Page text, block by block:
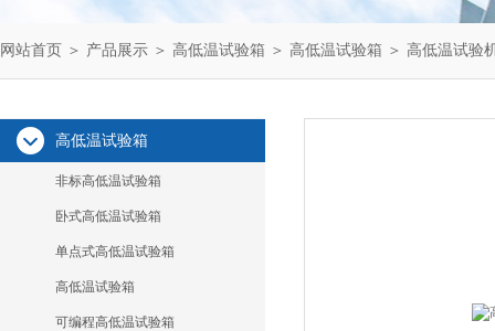
网站首页 ＞ 产品展示 ＞ 高低温试验箱 ＞ 高低温试验箱 ＞ 高低温试验
高低温试验箱
非标高低温试验箱
卧式高低温试验箱
单点式高低温试验箱
高低温试验箱
可编程高低温试验箱